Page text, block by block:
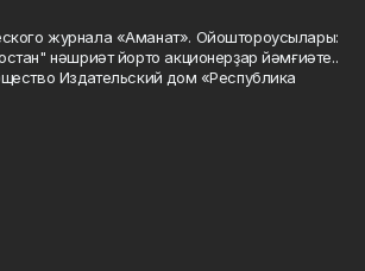
журнала «Аманат». Ойоштороусылары:
нәшриәт йорто акционерҙар йәмғиәте..
Издательский дом «Республика